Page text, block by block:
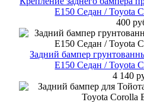
Е150 Седан / Toyota
400
Задний бампер
Е150 Седан / Toyota
4 140